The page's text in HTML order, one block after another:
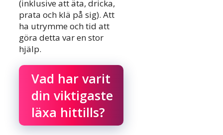
(inklusive att äta, dricka,
prata och klä på sig). Att
ha utrymme och tid att
göra detta var en stor
hjälp.
Vad har varit
din viktigaste
läxa hittills?